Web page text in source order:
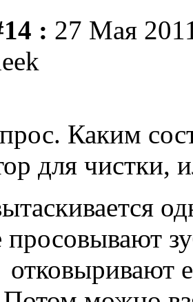
: 27 Мая
Каким
для чистки,
просовывают
отковыривают